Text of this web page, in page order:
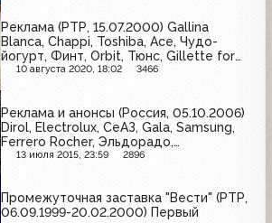
Реклама (РТР, 15.07.2000) Gallina
Blanca, Chappi, Toshiba, Ace, Чудо-
йогурт, Финт, Orbit, Тюнс, Gillette for
Women
10 августа 2020, 18:02 3466
Реклама и анонсы (Россия, 05.10.2006)
Dirol, Electrolux, СеАЗ, Gala, Samsung,
Ferrero Rocher, Эльдорадо,
Московский провансаль
13 июля 2015, 23:59 2896
Промежуточная заставка "Вести" (РТР,
06.09.1999-20.02.2000) Первый